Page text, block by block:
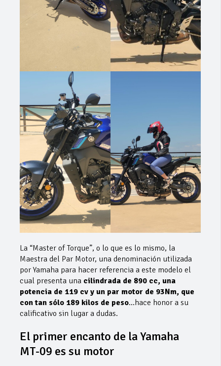
La “Master of Torque”, o lo que es lo mismo, la
Maestra del Par Motor, una denominación utilizada
por Yamaha para hacer referencia a este modelo el
cual presenta una cilindrada de 890 cc, una
potencia de 119 cv y un par motor de 93Nm, que
con tan sólo 189 kilos de peso…hace honor a su
calificativo sin lugar a dudas.
El primer encanto de la Yamaha
MT-09 es su motor